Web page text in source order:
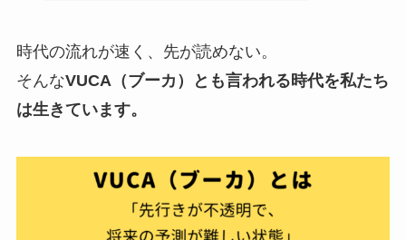
時代の流れが速く、先が読めない。
そんなVUCA（ブーカ）とも言われる時代を私たち
は生きています。